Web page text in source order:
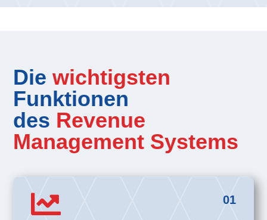
Diewichtigsten
Funktionen
des Revenue
Management Systems
01
